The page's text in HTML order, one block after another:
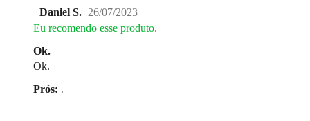
Daniel S. 26/07/2023
Eu recomendo esse produto.
Ok.
Ok.
Prós: .